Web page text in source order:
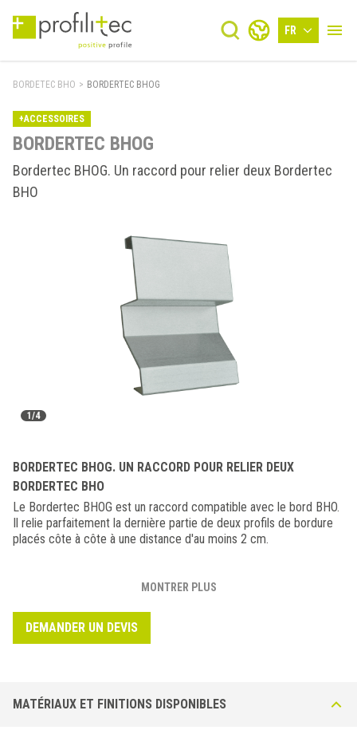
FR
BORDETEC BHO > BORDERTEC BHOG
+ACCESSOIRES
BORDERTEC BHOG
Bordertec BHOG. Un raccord pour relier deux Bordertec
BHO
1/4
BORDERTEC BHOG. UN RACCORD POUR RELIER DEUX
BORDERTEC BHO
Le Bordertec BHOG est un raccord compatible avec le bord BHO.
Il relie parfaitement la dernière partie de deux profils de bordure
placés côte à côte à une distance d'au moins 2 cm.
MONTRER PLUS
DEMANDER UN DEVIS
MATÉRIAUX ET FINITIONS DISPONIBLES